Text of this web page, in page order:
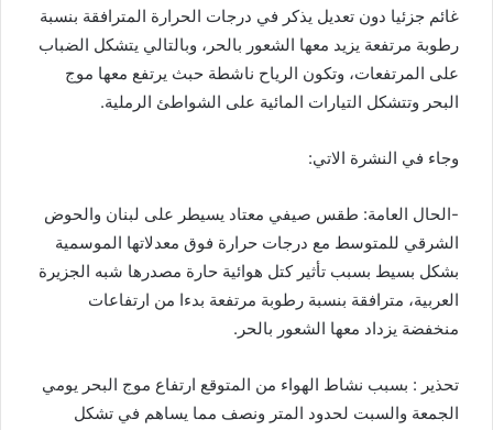
غائم جزئيا دون تعديل يذكر في درجات الحرارة المترافقة بنسبة
رطوبة مرتفعة يزيد معها الشعور بالحر، وبالتالي يتشكل الضباب
على المرتفعات، وتكون الرياح ناشطة حبث يرتفع معها موج
البحر وتتشكل التيارات المائية على الشواطئ الرملية.
وجاء في النشرة الاتي:
-الحال العامة: طقس صيفي معتاد يسيطر على لبنان والحوض
الشرقي للمتوسط مع درجات حرارة فوق معدلاتها الموسمية
بشكل بسيط بسبب تأثير كتل هوائية حارة مصدرها شبه الجزيرة
العربية، مترافقة بنسبة رطوبة مرتفعة بدءا من ارتفاعات
منخفضة يزداد معها الشعور بالحر.
تحذير : بسبب نشاط الهواء من المتوقع ارتفاع موج البحر يومي
الجمعة والسبت لحدود المتر ونصف مما يساهم في تشكل